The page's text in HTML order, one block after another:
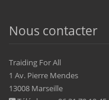
Nous contacter
Traiding For All
1 Av. Pierre Mendes
13008 Marseille